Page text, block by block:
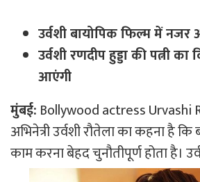
उर्वशी बायोपिक फिल्म में
उर्वशी रणदीप हुड्डा की पत्नी
आएंगी
मुंबई: Bollywood actress Urvashi
अभिनेत्री उर्वशी रौतेला का कहना है
काम करना बेहद चुनौतीपूर्ण होता है।